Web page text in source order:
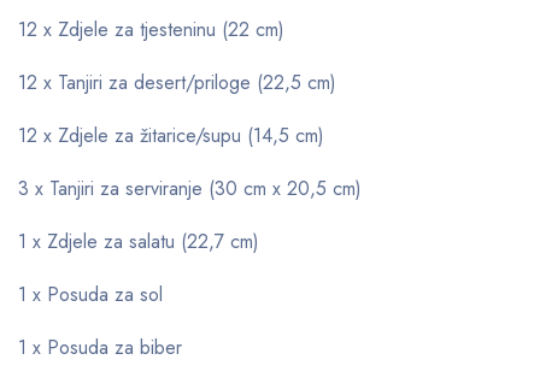
12 x Zdjele za tjesteninu (22 cm)
12 x Tanjiri za desert/priloge (22,5 cm)
12 x Zdjele za žitarice/supu (14,5 cm)
3 x Tanjiri za serviranje (30 cm x 20,5 cm)
1 x Zdjele za salatu (22,7 cm)
1 x Posuda za sol
1 x Posuda za biber